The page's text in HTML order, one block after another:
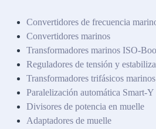
Convertidores de frecuencia
Convertidores marinos
Transformadores marinos ISO-
Reguladores de tensión y
Transformadores trifásicos marinos
Paralelización automática Smart-Y
Divisores de potencia en muelle
Adaptadores de muelle